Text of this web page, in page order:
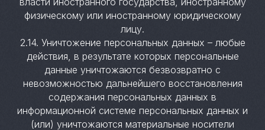
физическому или иностранному юридическому
лицу.
2.14. Уничтожение персональных данных – любые
действия, в результате которых персональные
данные уничтожаются безвозвратно с
невозможностью дальнейшего восстановления
содержания персональных данных в
информационной системе персональных данных и
(или) уничтожаются материальные носители